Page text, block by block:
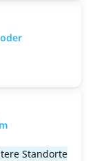
Standorte